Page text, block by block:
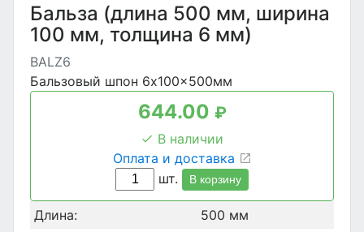
Бальза (длина 500 мм, ширина
100 мм, толщина 6 мм)
BALZ6
Бальзовый шпон 6x100x500мм
644.00 ₽
В наличии
Оплата и доставка
шт.
В корзину
Длина:
500 мм